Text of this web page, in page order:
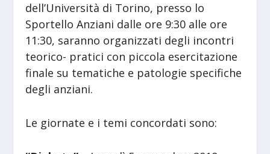
dell’Università di Torino, presso lo
Sportello Anziani dalle ore 9:30 alle ore
11:30, saranno organizzati degli incontri
teorico- pratici con piccola esercitazione
finale su tematiche e patologie specifiche
degli anziani.
Le giornate e i temi concordati sono: